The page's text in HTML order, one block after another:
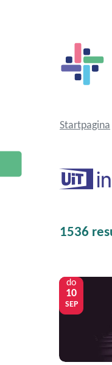
Lille
Startpagina
1536
do
10
SEP